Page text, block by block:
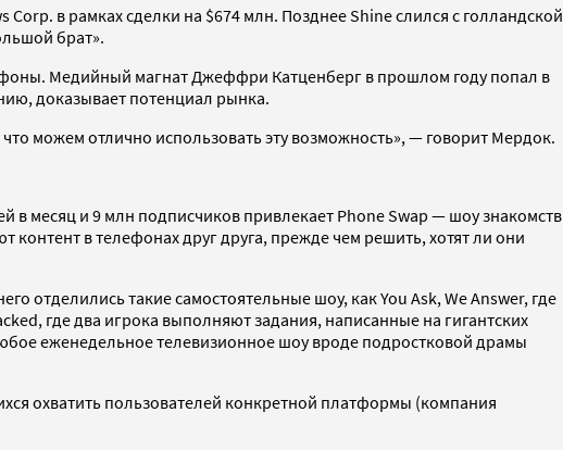
в рамках сделки на $674 млн. Позднее Shine слился с голландской
брат».
Медийный магнат Джеффри Катценберг в прошлом году попал в
доказывает потенциал рынка.
можем отлично использовать эту возможность», — говорит Мердок.
месяц и 9 млн подписчиков привлекает Phone Swap — шоу знакомств
в телефонах друг друга, прежде чем решить, хотят ли они
отделились такие самостоятельные шоу, как You Ask, We Answer, где
где два игрока выполняют задания, написанные на гигантских
еженедельное телевизионное шоу вроде подростковой драмы
охватить пользователей конкретной платформы (компания